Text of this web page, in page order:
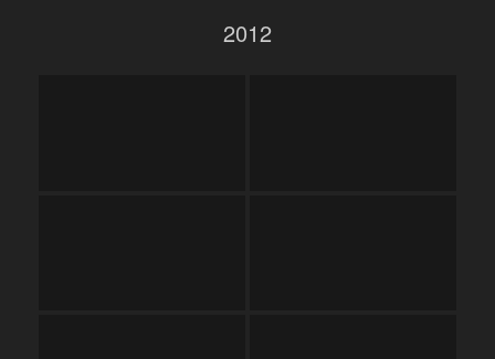
2012